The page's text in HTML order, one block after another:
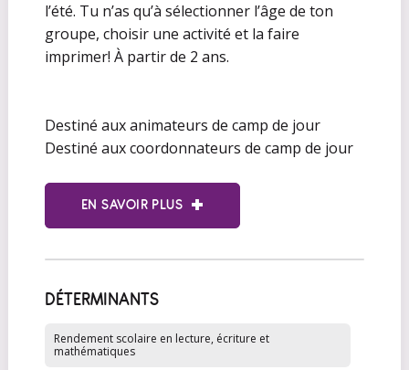
l’été. Tu n’as qu’à sélectionner l’âge de ton
groupe, choisir une activité et la faire
imprimer! À partir de 2 ans.
Destiné aux animateurs de camp de jour
Destiné aux coordonnateurs de camp de jour
EN SAVOIR PLUS
DÉTERMINANTS
Rendement scolaire en lecture, écriture et
mathématiques